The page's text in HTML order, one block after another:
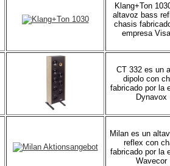
Klang+Ton
altavoz bass
chasis
empresa
CT 332 es un
dipolo con
fabricado por la
Dynavox
Milan es un
reflex con
fabricado por la
Wavecor